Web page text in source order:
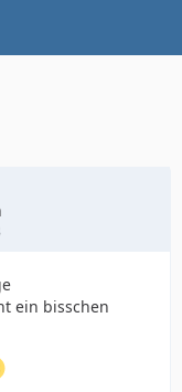
ein bisschen